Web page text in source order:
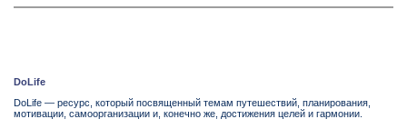
DoLife
DoLife — ресурс, который посвященный темам путешествий, планирования,
мотивации, самоорганизации и, конечно же, достижения целей и гармонии.